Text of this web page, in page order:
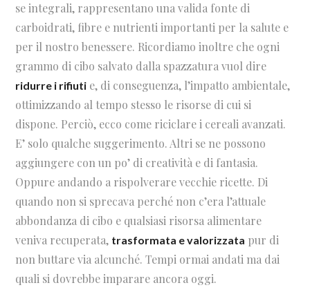
se integrali, rappresentano una valida fonte di
carboidrati, fibre e nutrienti importanti per la salute e
per il nostro benessere. Ricordiamo inoltre che ogni
grammo di cibo salvato dalla spazzatura vuol dire
ridurre i rifiuti e, di conseguenza, l’impatto ambientale,
ottimizzando al tempo stesso le risorse di cui si
dispone. Perciò, ecco come riciclare i cereali avanzati.
E’ solo qualche suggerimento. Altri se ne possono
aggiungere con un po’ di creatività e di fantasia.
Oppure andando a rispolverare vecchie ricette. Di
quando non si sprecava perché non c’era l’attuale
abbondanza di cibo e qualsiasi risorsa alimentare
veniva recuperata, trasformata e valorizzata pur di
non buttare via alcunché. Tempi ormai andati ma dai
quali si dovrebbe imparare ancora oggi.